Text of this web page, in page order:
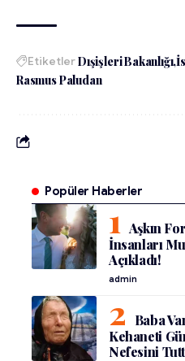
EtiketlerDışişleri Bakanlığı
Rasmus Paludan
Popüler Haberler
Aşkın
İnsanları
Açıkladı!
admin
Baba
Kehaneti
Nefesini